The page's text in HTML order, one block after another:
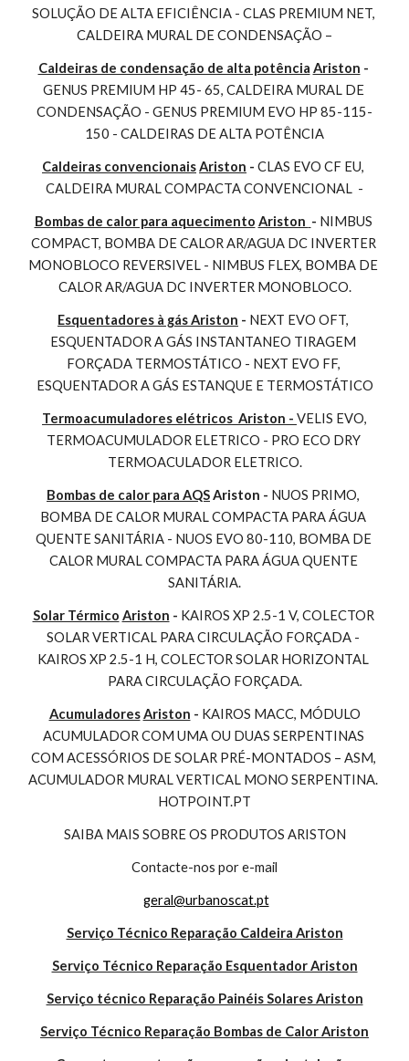
SOLUÇÃO DE ALTA EFICIÊNCIA - CLAS PREMIUM NET,
CALDEIRA MURAL DE CONDENSAÇÃO –
Caldeiras de condensação de alta potência Ariston
GENUS PREMIUM HP 45- 65, CALDEIRA MURAL DE
CONDENSAÇÃO - GENUS PREMIUM EVO HP 85-115-
150 - CALDEIRAS DE ALTA POTÊNCIA
Caldeiras convencionaisAriston - CLAS EVO CF EU,
CALDEIRA MURAL COMPACTA CONVENCIONAL  -
Bombas de calor para aquecimento Ariston - NIMBUS
COMPACT, BOMBA DE CALOR AR/AGUA DC INVERTER
MONOBLOCO REVERSIVEL - NIMBUS FLEX, BOMBA DE
CALOR AR/AGUA DC INVERTER MONOBLOCO.
Esquentadores à gás Ariston - NEXT EVO OFT,
ESQUENTADOR A GÁS INSTANTANEO TIRAGEM
FORÇADA TERMOSTÁTICO - NEXT EVO FF,
ESQUENTADOR A GÁS ESTANQUE E TERMOSTÁTICO
Termoacumuladores elétricos  Ariston - VELIS EVO,
TERMOACUMULADOR ELETRICO - PRO ECO DRY
TERMOACULADOR ELETRICO.
Bombas de calor para AQS Ariston - NUOS PRIMO,
BOMBA DE CALOR MURAL COMPACTA PARA ÁGUA
QUENTE SANITÁRIA - NUOS EVO 80-110, BOMBA DE
CALOR MURAL COMPACTA PARA ÁGUA QUENTE
SANITÁRIA.
Solar Térmico Ariston - KAIROS XP 2.5-1 V, COLECTOR
SOLAR VERTICAL PARA CIRCULAÇÃO FORÇADA -
KAIROS XP 2.5-1 H, COLECTOR SOLAR HORIZONTAL
PARA CIRCULAÇÃO FORÇADA.
Acumuladores Ariston - KAIROS MACC, MÓDULO
ACUMULADOR COM UMA OU DUAS SERPENTINAS
COM ACESSÓRIOS DE SOLAR PRÉ-MONTADOS – ASM,
ACUMULADOR MURAL VERTICAL MONO SERPENTINA.
HOTPOINT.PT
SAIBA MAIS SOBRE OS PRODUTOS ARISTON
Contacte-nos por e-mail
geral@urbanoscat.pt
Serviço Técnico Reparação Caldeira Ariston
Serviço Técnico Reparação Esquentador Ariston
Serviço técnico Reparação Painéis Solares Ariston
Serviço Técnico Reparação Bombas de Calor Ariston